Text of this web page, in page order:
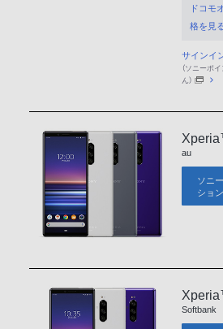
ドコモ
格を見
サインイ
（ソニーポ
ん）
au
ソニ
ショ
Softbank